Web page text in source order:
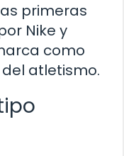
primeras
Nike y
como
atletismo.